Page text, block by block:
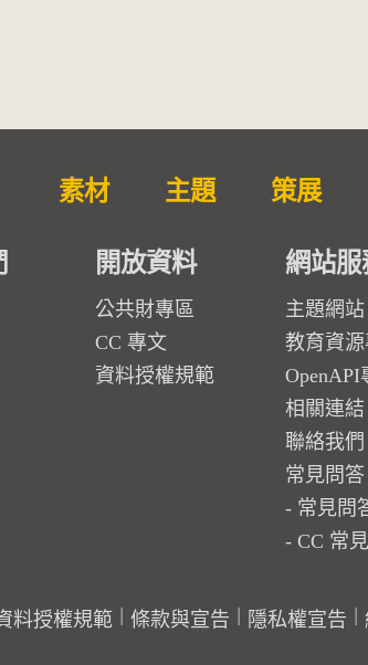
素材 主題 策展
開放資料
公共財專區
CC 專文
資料授權規範
網站服
主題網站
教育資
OpenAPI
相關連結
聯絡我們
常見問答
常見問
CC 常
料授權規範 條款與宣告 隱私權宣告